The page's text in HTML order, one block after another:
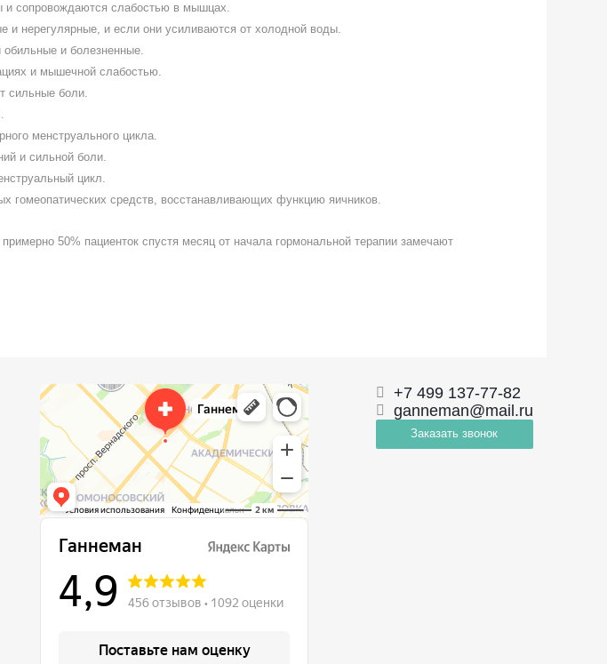
сопровождаются слабостью в мышцах.
нерегулярные, и если они усиливаются от холодной воды.
обильные и болезненные.
и мышечной слабостью.
сильные боли.
менструального цикла.
и сильной боли.
цикл.
гомеопатических средств, восстанавливающих функцию яичников.
50% пациенток спустя месяц от начала гормональной терапии замечают
+7 499 137-77-82
ganneman@mail.ru
Заказать звонок